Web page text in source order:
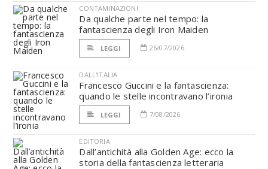
CONTAMINAZIONI
Da qualche parte nel tempo: la
fantascienza degli Iron Maiden
LEGGI 26/07/2026
DALL'ITALIA
Francesco Guccini e la fantascienza:
quando le stelle incontravano l’ironia
LEGGI 7/08/2026
EDITORIA
Dall’antichità alla Golden Age: ecco la
storia della fantascienza letteraria